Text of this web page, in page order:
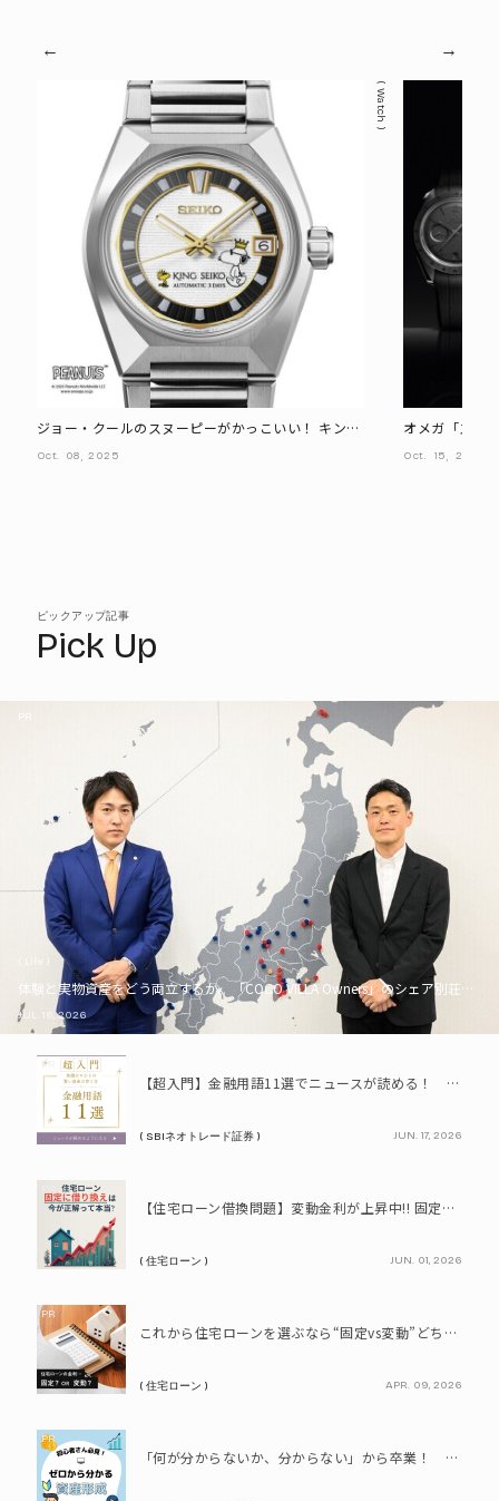
Watch
ジョー・クールのスヌーピーがかっこいい！ キング
セイコー VANCから『PEANUTS』75周年記念モデル
Oct. 08, 2025
オメガ「スピ
オブ ザ ムー
Oct. 15, 2025
ピックアップ記事
Pick Up
PR
体験と実物資産をどう両立するか。「COCO VILLA Owners」のシェア別荘とい
JUL. 16, 2026
PR
【超入門】金融用語11選でニュースが読める！ 知識ゼロからの賢い資産の育て方
( SBIネオトレード証券 ) JUN. 17, 2026
【住宅ローン借換問題】変動金利が上昇中!! 固定に借り換えるなら今が正解って本当? シミュレーションで比較してみよう
( 住宅ローン ) JUN. 01, 2026
PR
これから住宅ローンを選ぶなら“固定vs変動”どちらが正解? 9割が利用したいと答えた「いま決めなくてもいい」ローンとは!?
( 住宅ローン ) APR. 09, 2026
PR
「何が分からないか、分からない」から卒業！ SBIネオトレード証券で学ぶ、はじめての資産形成